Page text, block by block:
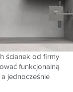
ścianek od firmy
funkcjonalną
jednocześnie